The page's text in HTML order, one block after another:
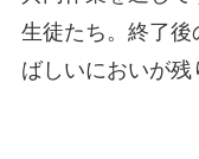
生徒たち。終了
ばしいにおいが残